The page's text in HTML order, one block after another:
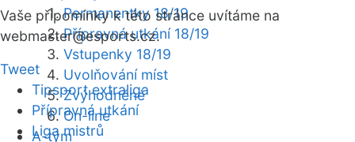
Permanentky 18/19
Přípravná utkání 18/19
Vstupenky 18/19
Uvolňování míst
Zvýhodněné
On-line
A-tým
Vaše připomínky k této stránce uvítáme na
webmaster@esports.cz.
Tweet
Tipsport extraliga
Přípravná utkání
Liga mistrů